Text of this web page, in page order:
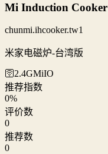
Mi Induction Cooker
chunmi.ihcooker.tw1
米家电磁炉-台湾版
🛜2.4GMiIO
推荐指数
0%
评价数
0
推荐数
0